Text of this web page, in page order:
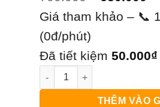
gốc
700.000₫.là:
Giá tham khảo – 📞
(0đ/phút)
Đã tiết kiệm 50.000₫
Bản Lề Laptop Dell Latitude
THÊM VÀO